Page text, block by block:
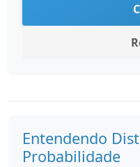
Entendendo
Probabilidade